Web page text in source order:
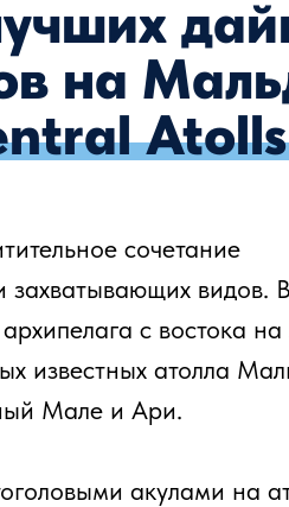
сочетание
видов. В
с востока на запад
акулами на атолле
Fish Head, чтобы
рифовыми акулами и